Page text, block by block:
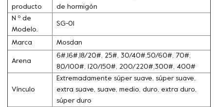
producto
de hormigón
N º de
Modelo.
SG-01
Marca Mosdan
Arena
6#,16#,18/20#, 25#, 30/40#,50/60#, 70#,
80/100#, 120/150#, 200/220#,300#, 400#
Vínculo
Extremadamente súper suave, súper suave,
extra suave, suave, medio, duro, extra duro,
súper duro